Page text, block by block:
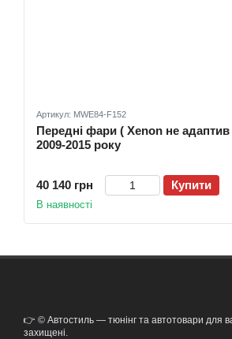
Артикул: MWE84-F152
Передні фари ( Xenon не адаптив
2009-2015 року
40 140 грн Купити
В наявності
👉 © Автостиль — тюнінг та автотовари для
захищені.